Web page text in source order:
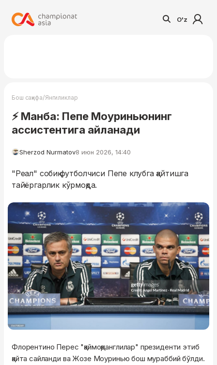
O'z
Бош саҳифа/Янгиликлар
⚡️ Манба: Пепе Моуриньюнинг
ассистентига айланади
Sherzod Nurmatov8 июн 2026, 14:40
"Реал" собиқ футболчиси Пепе клубга қайтишга
тайёргарлик кўрмоқда.
Флорентино Перес "қаймоқранглилар" президенти этиб
қайта сайланди ва Жозе Моуринью бош мураббий бўлди.